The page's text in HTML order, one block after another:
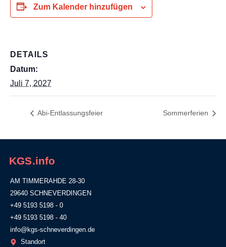
Zum Kalender hinzufügen
DETAILS
Datum:
Juli 7, 2027
Abi-Entlassungsfeier Sommerferien
KGS.info
AM TIMMERAHDE 28-30
29640 SCHNEVERDINGEN
+49 5193 5198 - 0
+49 5193 5198 - 40
info@kgs-schneverdingen.de
Standort